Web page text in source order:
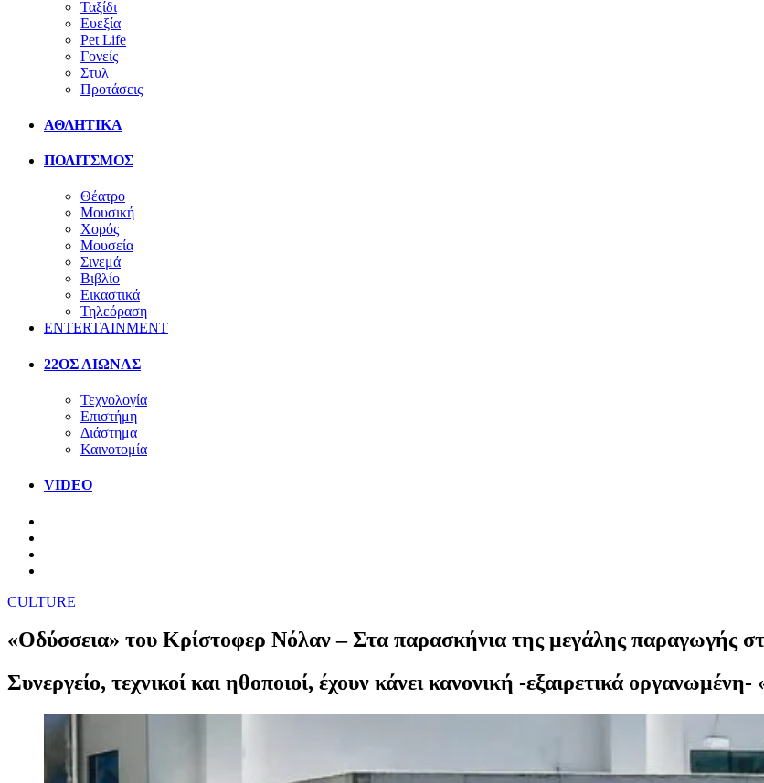
Ταξίδι
Ευεξία
Pet Life
Γονείς
Στυλ
Προτάσεις
ΑΘΛΗΤΙΚΑ
ΠΟΛΙΤΣΜΟΣ
Θέατρο
Μουσική
Χορός
Μουσεία
Σινεμά
Βιβλίο
Εικαστικά
Τηλεόραση
ENTERTAINMENT
22ΟΣ ΑΙΩΝΑΣ
Τεχνολογία
Επιστήμη
Διάστημα
Καινοτομία
VIDEO
CULTURE
«Οδύσσεια» του Κρίστοφερ Νόλαν – Στα παρασκήνια της μεγάλης παραγωγής
Συνεργείο, τεχνικοί και ηθοποιοί, έχουν κάνει κανονική -εξαιρετικά